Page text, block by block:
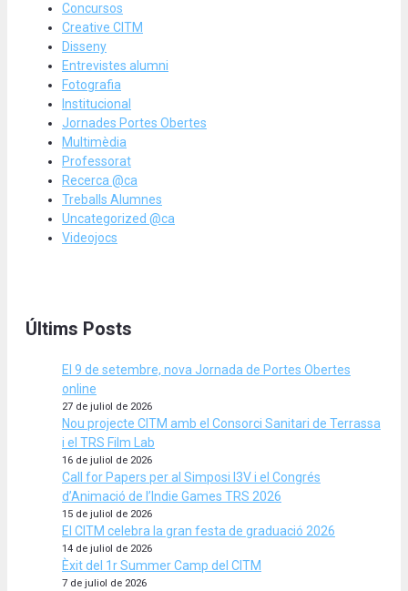
Concursos
Creative CITM
Disseny
Entrevistes alumni
Fotografia
Institucional
Jornades Portes Obertes
Multimèdia
Professorat
Recerca @ca
Treballs Alumnes
Uncategorized @ca
Videojocs
Últims Posts
El 9 de setembre, nova Jornada de Portes Obertes
online
27 de juliol de 2026
Nou projecte CITM amb el Consorci Sanitari de Terrassa
i el TRS Film Lab
16 de juliol de 2026
Call for Papers per al Simposi I3V i el Congrés
d’Animació de l’Indie Games TRS 2026
15 de juliol de 2026
El CITM celebra la gran festa de graduació 2026
14 de juliol de 2026
Èxit del 1r Summer Camp del CITM
7 de juliol de 2026